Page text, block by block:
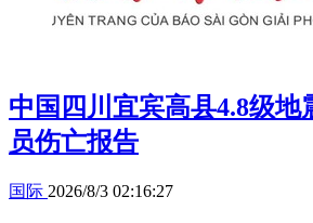
中国四川宜宾高县4.8级地
员伤亡报告
国际 2026/8/3 02:16:27